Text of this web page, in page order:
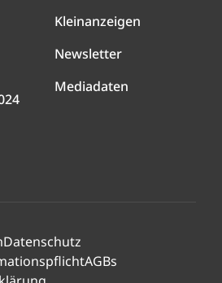
Kleinanzeigen
Newsletter
Mediadaten
Datenschutz
AGBs